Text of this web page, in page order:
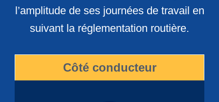
l’amplitude de ses journées de travail en
suivant la réglementation routière.
Côté conducteur